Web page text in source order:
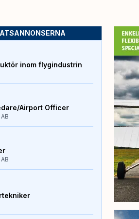
inom flygindustrin
Airport Officer